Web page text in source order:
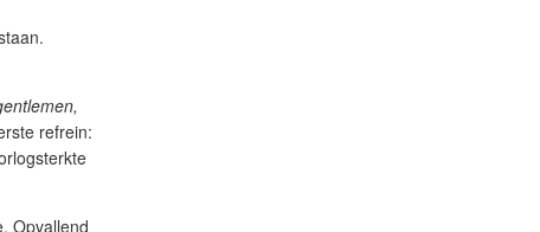
refrein:
Opvallend